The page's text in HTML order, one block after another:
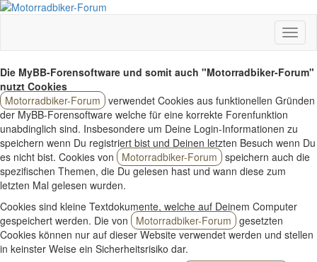
Die MyBB-Forensoftware und somit auch "Motorradbiker-Forum"
nutzt Cookies
Motorradbiker-Forum verwendet Cookies aus funktionellen Gründen
der MyBB-Forensoftware welche für eine korrekte Forenfunktion
unabdinglich sind. Insbesondere um Deine Login-Informationen zu
speichern wenn Du registriert bist und Deinen letzten Besuch wenn Du
es nicht bist. Cookies von
Motorradbiker-Forum speichern auch die
spezifischen Themen, die Du gelesen hast und wann diese zum
letzten Mal gelesen wurden.
Cookies sind kleine Textdokumente, welche auf Deinem Computer
gespeichert werden. Die von
Motorradbiker-Forum gesetzten
Cookies können nur auf dieser Website verwendet werden und stellen
in keinster Weise ein Sicherheitsrisiko dar.